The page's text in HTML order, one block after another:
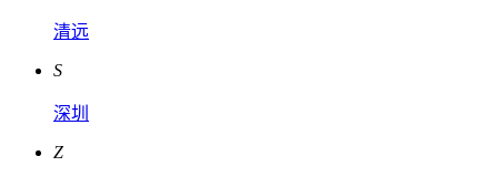
清远
S
深圳
Z